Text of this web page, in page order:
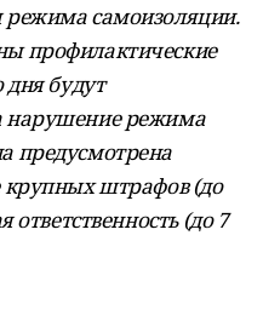
режима самоизоляции.
профилактические
дня будут
нарушение режима
предусмотрена
крупных штрафов (до
ответственность (до 7